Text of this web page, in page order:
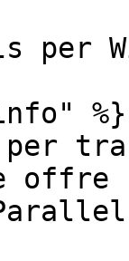
per
%}
offre